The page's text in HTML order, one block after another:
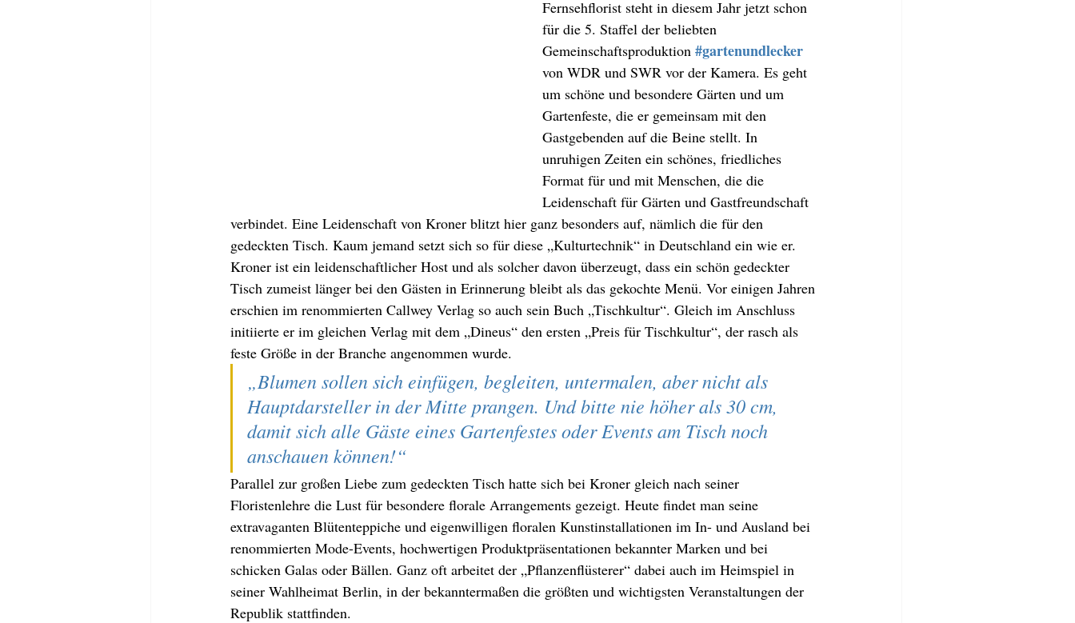
Fernsehflorist steht in diesem Jahr jetzt schon
für die 5. Staffel der beliebten
Gemeinschaftsproduktion #gartenundlecker
von WDR und SWR vor der Kamera. Es geht
um schöne und besondere Gärten und um
Gartenfeste, die er gemeinsam mit den
Gastgebenden auf die Beine stellt. In
unruhigen Zeiten ein schönes, friedliches
Format für und mit Menschen, die die
Leidenschaft für Gärten und Gastfreundschaft
verbindet. Eine Leidenschaft von Kroner blitzt hier ganz besonders auf, nämlich die für den
gedeckten Tisch. Kaum jemand setzt sich so für diese „Kulturtechnik“ in Deutschland ein wie er.
Kroner ist ein leidenschaftlicher Host und als solcher davon überzeugt, dass ein schön gedeckter
Tisch zumeist länger bei den Gästen in Erinnerung bleibt als das gekochte Menü. Vor einigen Jahren
erschien im renommierten Callwey Verlag so auch sein Buch „Tischkultur“. Gleich im Anschluss
initiierte er im gleichen Verlag mit dem „Dineus“ den ersten „Preis für Tischkultur“, der rasch als
feste Größe in der Branche angenommen wurde.
„Blumen sollen sich einfügen, begleiten, untermalen, aber nicht als
Hauptdarsteller in der Mitte prangen. Und bitte nie höher als 30 cm,
damit sich alle Gäste eines Gartenfestes oder Events am Tisch noch
anschauen können!“
Parallel zur großen Liebe zum gedeckten Tisch hatte sich bei Kroner gleich nach seiner
Floristenlehre die Lust für besondere florale Arrangements gezeigt. Heute findet man seine
extravaganten Blütenteppiche und eigenwilligen floralen Kunstinstallationen im In- und Ausland bei
renommierten Mode-Events, hochwertigen Produktpräsentationen bekannter Marken und bei
schicken Galas oder Bällen. Ganz oft arbeitet der „Pflanzenflüsterer“ dabei auch im Heimspiel in
seiner Wahlheimat Berlin, in der bekanntermaßen die größten und wichtigsten Veranstaltungen der
Republik stattfinden.